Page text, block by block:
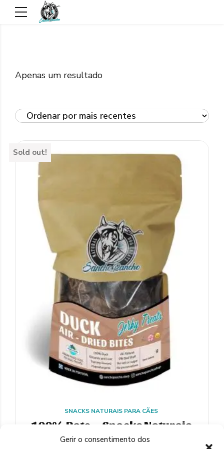
Gerir o consentimento dos
Apenas um resultado
Sold out!
SNACKS NATURAIS PARA CÃES
100% Pato – Snacks Naturais
para Cães